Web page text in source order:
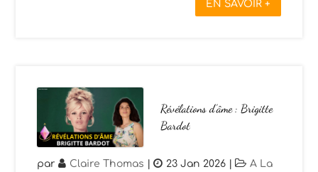
EN SAVOIR +
Révélations d’âme : Brigitte
Bardot
par Claire Thomas | 23 Jan 2026 |
A La